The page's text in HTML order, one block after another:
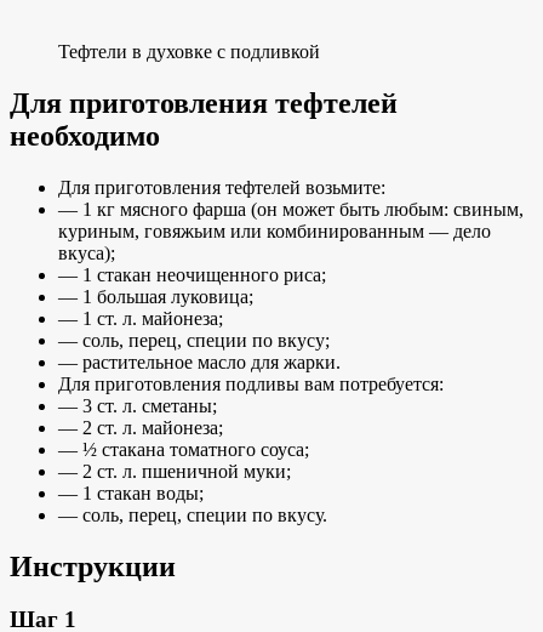
Тефтели в духовке с подливкой
Для приготовления тефтелей
необходимо
Для приготовления тефтелей возьмите:
— 1 кг мясного фарша (он может быть любым: свиным,
куриным, говяжьим или комбинированным — дело
вкуса);
— 1 стакан неочищенного риса;
— 1 большая луковица;
— 1 ст. л. майонеза;
— соль, перец, специи по вкусу;
— растительное масло для жарки.
Для приготовления подливы вам потребуется:
— 3 ст. л. сметаны;
— 2 ст. л. майонеза;
— ½ стакана томатного соуса;
— 2 ст. л. пшеничной муки;
— 1 стакан воды;
— соль, перец, специи по вкусу.
Инструкции
Шаг 1